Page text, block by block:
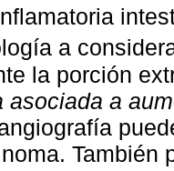
a
la porción
asociada a
También